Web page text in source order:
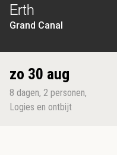
Erth
Grand Canal
zo 30 aug
8 dagen, 2 personen,
Logies en ontbijt